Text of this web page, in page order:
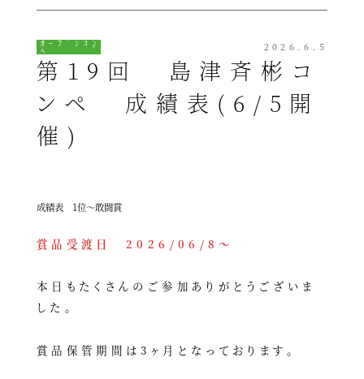
ｵｰﾌﾟﾝｺﾝ
ﾍﾟ
第19回 島津斉彬コ
ンペ 成績表(6/5開
催)
2026.6.5
成績表 1位～敢闘賞
賞品受渡日 2026/06/8～
本日もたくさんのご参加ありがとうございま
した。
賞品保管期間は3ヶ月となっております。